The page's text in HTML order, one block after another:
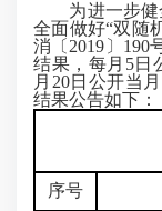
为进一步健
全面做好“双随
消〔2019〕190
结果，每月5日
月20日公开当
结果公告如下：
序号